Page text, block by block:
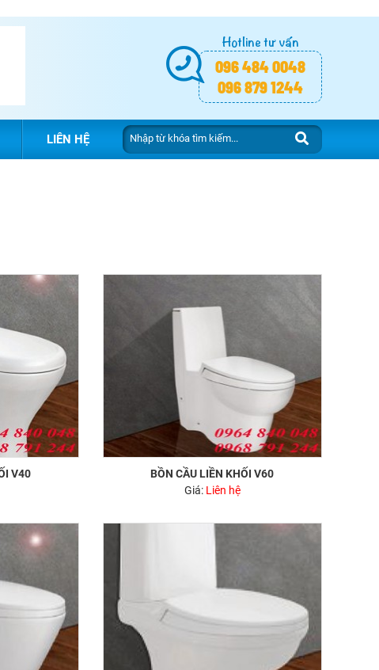
Hotline tư vấn
096 484 0048
096 879 1244
LIÊN HỆ
V40
BỒN CẦU LIỀN KHỐI V60
Giá: Liên hệ